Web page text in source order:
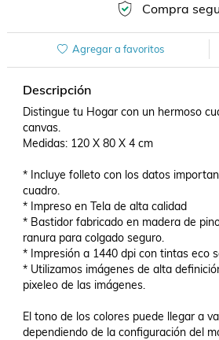
Compra
Agregar a favoritos
Descripción
Distingue tu Hogar con un hermoso
canvas.
Medidas: 120 X 80 X 4 cm
* Incluye folleto con los datos
cuadro.
* Impreso en Tela de alta calidad
* Bastidor fabricado en madera de
ranura para colgado seguro.
* Impresión a 1440 dpi con tintas eco
* Utilizamos imágenes de alta
pixeleo de las imágenes.
El tono de los colores puede llegar a
dependiendo de la configuración del